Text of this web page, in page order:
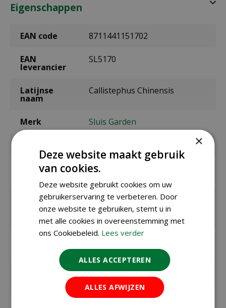
Eigenschappen
EAN code 8711441151702
EAN
leverancier
SL5170
Latijnse
naam
Callistephus Chinensis
Merk Sluis Garden
Zaaien onder
glas / binnen
april t/m mei
Zaaien /
planten
buiten
mei t/m juni
Bloeitijd / juli t/m september
Kiemduur in ca. 16 dagen
Zaaitemperat ca. 20ºC
×
Deze website maakt gebruik
van cookies.
Deze website gebruikt cookies om uw
gebruikerservaring te verbeteren. Door
onze website te gebruiken, stemt u in
met alle cookies in overeenstemming met
ons Cookiebeleid. Lees verder
ALLES ACCEPTEREN
ALLES AFWIJZEN